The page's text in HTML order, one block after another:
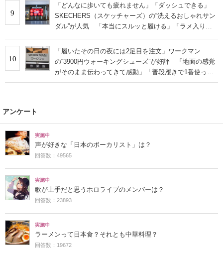
9
「どんなに歩いても疲れません」「ダッシュできる」
SKECHERS（スケッチャーズ）の“洗えるおしゃれサン
ダル”が人気 「本当にスルッと履ける」「ラメ入りで
10
「履いたその日の夜には2足目を注文」ワークマン
の“3900円ウォーキングシューズ”が好評 「地面の感覚
がそのまま伝わってきて感動」「普段履きで1番使って
います」
アンケート
実施中
声が好きな「日本のボーカリスト」は？
回答数：49565
実施中
歌が上手だと思うホロライブのメンバーは？
回答数：23893
実施中
ラーメンって日本食？それとも中華料理？
回答数：19672